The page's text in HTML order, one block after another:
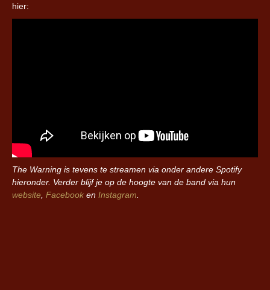
hier:
The Warning is tevens te streamen via onder andere Spotify
hieronder. Verder blijf je op de hoogte van de band via hun
website Facebook en Instagram